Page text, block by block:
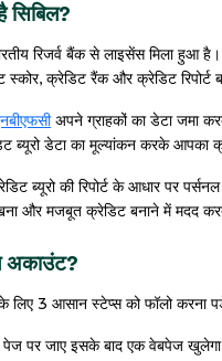
सिबिल?
रिजर्व बैंक से लाइसेंस मिला हुआ
स्कोर, क्रेडिट रैंक और क्रेडिट रिपोर्ट
अपने ग्राहकों का डेटा जमा
ब्यूरो डेटा का मूल्यांकन करके आपका
ब्यूरो की रिपोर्ट के आधार पर
और मजबूत क्रेडिट बनाने में मदद
अकाउंट?
लिए 3 आसान स्टेप्स को फॉलो करना
पेज पर जाए इसके बाद एक वेबपेज